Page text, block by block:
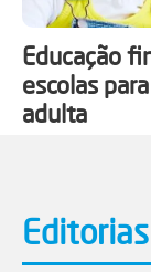
Educação
escolas
adulta
Editorias